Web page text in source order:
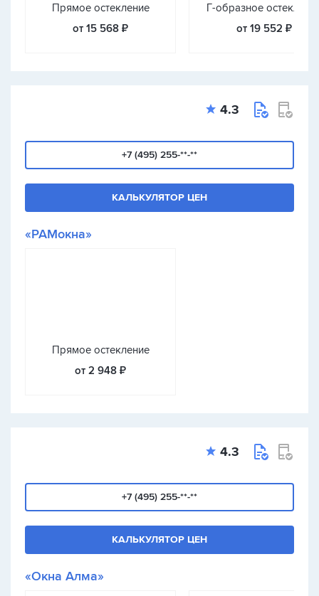
Прямое остекление
от 15 568 ₽
Г-образное
от 19 552 ₽
4.3
+7 (495) 255-**-**
КАЛЬКУЛЯТОР ЦЕН
«РАМокна»
Прямое остекление
от 2 948 ₽
4.3
+7 (495) 255-**-**
КАЛЬКУЛЯТОР ЦЕН
«Окна Алма»